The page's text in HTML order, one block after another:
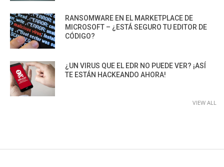
RANSOMWARE EN EL MARKETPLACE DE
MICROSOFT – ¿ESTÁ SEGURO TU EDITOR DE
CÓDIGO?
¿UN VIRUS QUE EL EDR NO PUEDE VER? ¡ASÍ
TE ESTÁN HACKEANDO AHORA!
VIEW ALL